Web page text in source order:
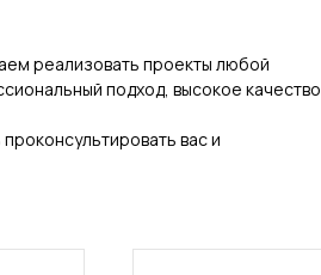
реализовать проекты любой
подход, высокое качество
вас и